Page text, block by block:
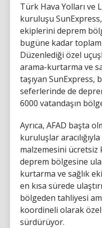
Türk Hava Yolları ve
kuruluşu
ekiplerini deprem
bugüne kadar
Düzenlediği özel
arama-kurtarma ve
taşıyan SunExpress,
seferlerinde de
6000 vatandaşın
Ayrıca, AFAD başta
kuruluşlar
malzemesini
deprem bölgesine
kurtarma ve sağlık
en kısa sürede
bölgeden tahliyesi
koordineli olarak
sürdürüyor.